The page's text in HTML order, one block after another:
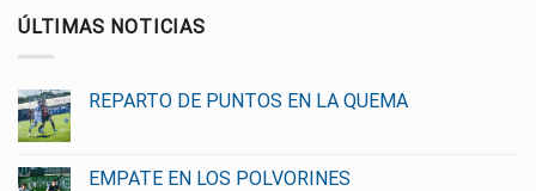
ÚLTIMAS NOTICIAS
REPARTO DE PUNTOS EN LA QUEMA
EMPATE EN LOS POLVORINES